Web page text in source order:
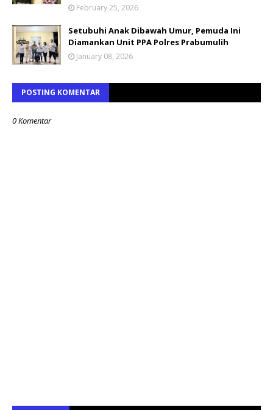
February 25, 2026
Setubuhi Anak Dibawah Umur, Pemuda Ini
Diamankan Unit PPA Polres Prabumulih
January 08, 2026
POSTING KOMENTAR
0 Komentar